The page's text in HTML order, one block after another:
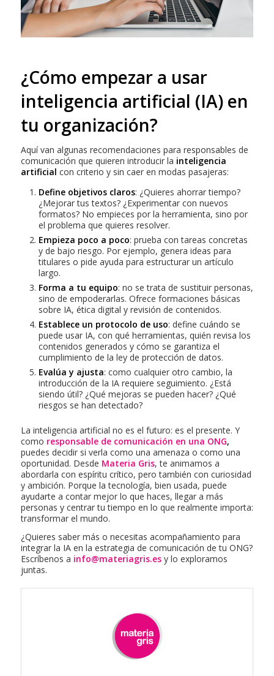
¿Cómo empezar a usar
inteligencia artificial (IA)en
tu organización?
Aquí van algunas recomendaciones para responsables de
comunicación que quieren introducir la inteligencia
artificial con criterio y sin caer en modas pasajeras:
Define objetivos claros: ¿Quieres ahorrar tiempo?
¿Mejorar tus textos? ¿Experimentar con nuevos
formatos? No empieces por la herramienta, sino por
el problema que quieres resolver.
Empieza poco a poco: prueba con tareas concretas
y de bajo riesgo. Por ejemplo, genera ideas para
titulares o pide ayuda para estructurar un artículo
largo.
Forma a tu equipo: no se trata de sustituir personas,
sino de empoderarlas. Ofrece formaciones básicas
sobre IA, ética digital y revisión de contenidos.
Establece un protocolo de uso: define cuándo se
puede usar IA, con qué herramientas, quién revisa los
contenidos generados y cómo se garantiza el
cumplimiento de la ley de protección de datos.
Evalúa y ajusta: como cualquier otro cambio, la
introducción de la IA requiere seguimiento. ¿Está
siendo útil? ¿Qué mejoras se pueden hacer? ¿Qué
riesgos se han detectado?
La inteligencia artificial no es el futuro: es el presente. Y
como responsable de comunicación en una ONG,
puedes decidir si verla como una amenaza o como una
oportunidad. Desde Materia Gris, te animamos a
abordarla con espíritu crítico, pero también con curiosidad
y ambición. Porque la tecnología, bien usada, puede
ayudarte a contar mejor lo que haces, llegar a más
personas y centrar tu tiempo en lo que realmente importa:
transformar el mundo.
¿Quieres saber más o necesitas acompañamiento para
integrar la IA en la estrategia de comunicación de tu ONG?
Escríbenos a info@materiagris.esy lo exploramos
juntas.